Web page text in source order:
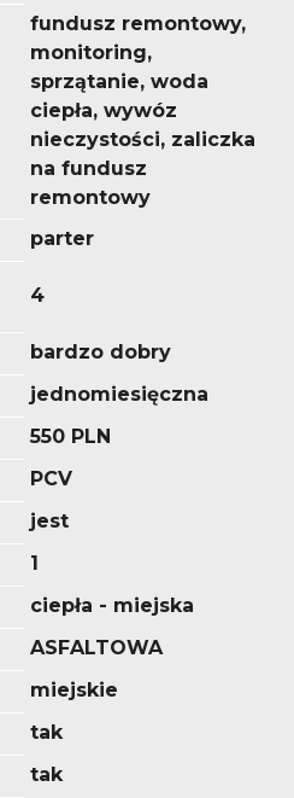
fundusz remontowy,
monitoring,
sprzątanie, woda
ciepła, wywóz
nieczystości, zaliczka
na fundusz
remontowy
parter
4
bardzo dobry
jednomiesięczna
550 PLN
PCV
jest
1
ciepła - miejska
ASFALTOWA
miejskie
tak
tak